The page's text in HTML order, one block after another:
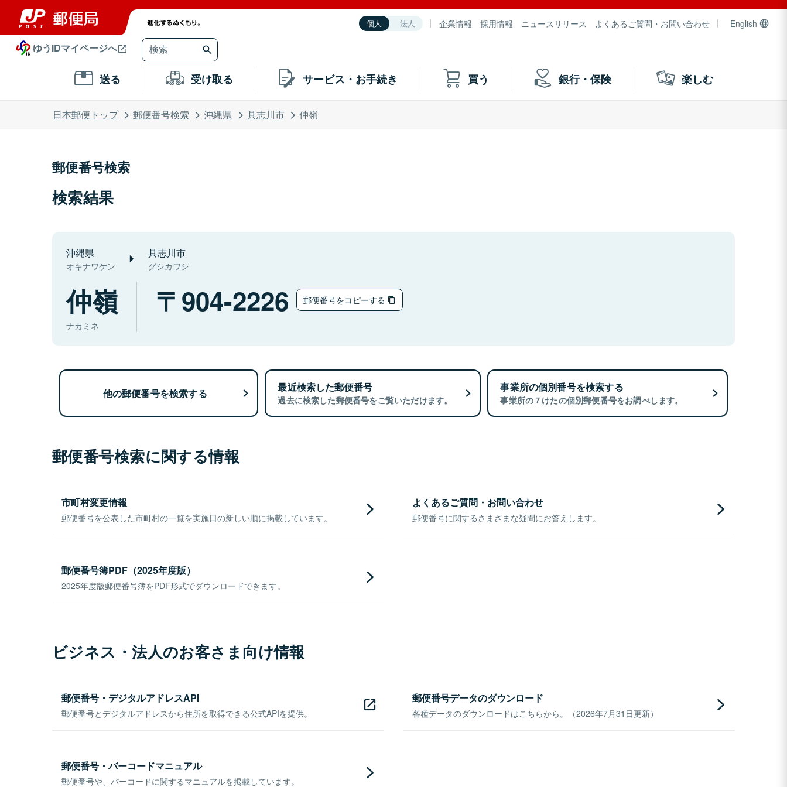
個人 法人 企業情報 採用情報 ニュースリリース よくあるご質問・お問い合わせ English
ゆうIDマイページへ
送る 受け取る サービス・お手続き 買う 銀行・保険 楽しむ
日本郵便トップ 郵便番号検索 沖縄県 具志川市 仲嶺
郵便番号検索
検索結果
沖縄県
オキナワケン
具志川市
グシカワシ
仲嶺
ナカミネ
904-2226 郵便番号をコピーする
他の郵便番号を検索する 最近検索した郵便番号
過去に検索した郵便番号をご覧いただけます。
事業所の個別番号を検索する
事業所の７けたの個別郵便番号をお調べします。
郵便番号検索に関する情報
市町村変更情報
郵便番号を公表した市町村の一覧を実施日の新しい順に掲載しています。
よくあるご質問・お問い合わせ
郵便番号に関するさまざまな疑問にお答えします。
郵便番号簿PDF（2025年度版）
2025年度版郵便番号簿をPDF形式でダウンロードできます。
ビジネス・法人のお客さま向け情報
郵便番号・デジタルアドレスAPI
郵便番号とデジタルアドレスから住所を取得できる公式APIを提供。
郵便番号データのダウンロード
各種データのダウンロードはこちらから。（2026年7月31日更新）
郵便番号・バーコードマニュアル
郵便番号や、バーコードに関するマニュアルを掲載しています。